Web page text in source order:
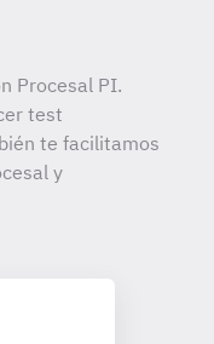
Procesal PI.
test
te facilitamos
y